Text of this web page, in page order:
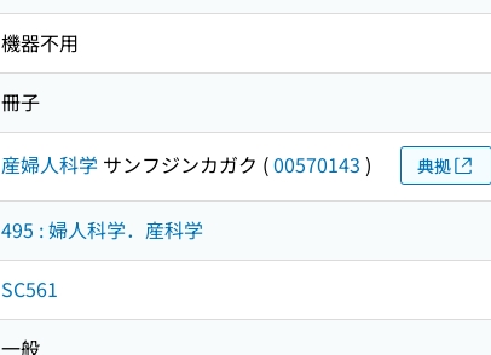
機器不用
冊子
産婦人科学 サンフジンカガク (00570143 ) 典拠
495 : 婦人科学．産科学
SC561
一般